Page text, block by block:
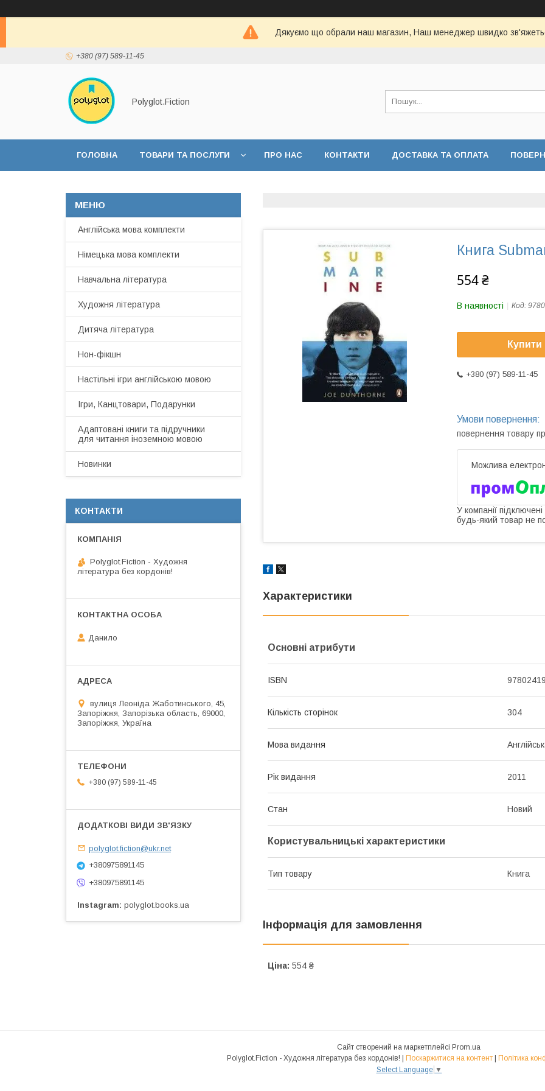
Дякуємо що обрали наш магазин, Наш менеджер швидко
+380 (97) 589-11-45
Polyglot.Fiction
ГОЛОВНА ТОВАРИ ТА ПОСЛУГИ ПРО НАС КОНТАКТИ ДОСТАВКА ТА ОПЛАТА
Книга
554 ₴
В наявності Код:
Купити
+380 (97) 589-11-45
повернення товару
У компанії
будь-який товар не
Характеристики
Основні атрибути
ISBN
Кількість сторінок 304
Мова видання
Рік видання 2011
Стан Новий
Користувальницькі характеристики
Тип товару Книга
Інформація для замовлення
Ціна: 554 ₴
Англійська мова комплекти
Німецька мова комплекти
Навчальна література
Художня література
Дитяча література
Нон-фікшн
Настільні ігри англійською мовою
Ігри, Канцтовари, Подарунки
Адаптовані книги та підручники
для читання іноземною мовою
Новинки
КОНТАКТИ
Polyglot.Fiction - Художня
література без кордонів!
Данило
вулиця Леоніда Жаботинського, 45,
Запоріжжя, Запорізька область, 69000,
Запоріжжя, Україна
+380 (97) 589-11-45
polyglot.fiction@ukr.net
+380975891145
+380975891145
Instagram polyglot.books.ua
Сайт створений на маркетплейсі Prom.ua
Polyglot.Fiction - Художня література без кордонів! | Поскаржитися на контент | Політика
Select Language ▼